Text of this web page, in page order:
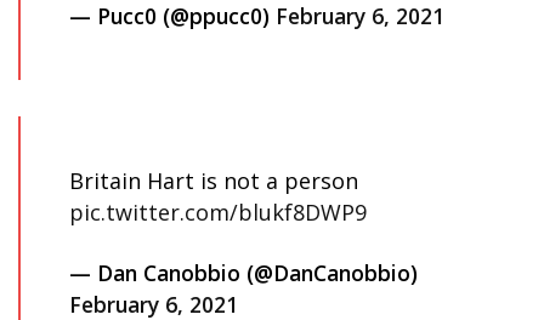
— Pucc0 (@ppucc0) February 6, 2021
Britain Hart is not a person
pic.twitter.com/blukf8DWP9
— Dan Canobbio (@DanCanobbio)
February 6, 2021